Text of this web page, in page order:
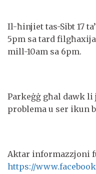
Il-ħinjiet tas-Sibt 17
5pm sa tard filgħaxija
mill-10am sa 6pm.
Parkeġġ għal dawk
problema u ser ikun
Aktar informazzjoni
https://